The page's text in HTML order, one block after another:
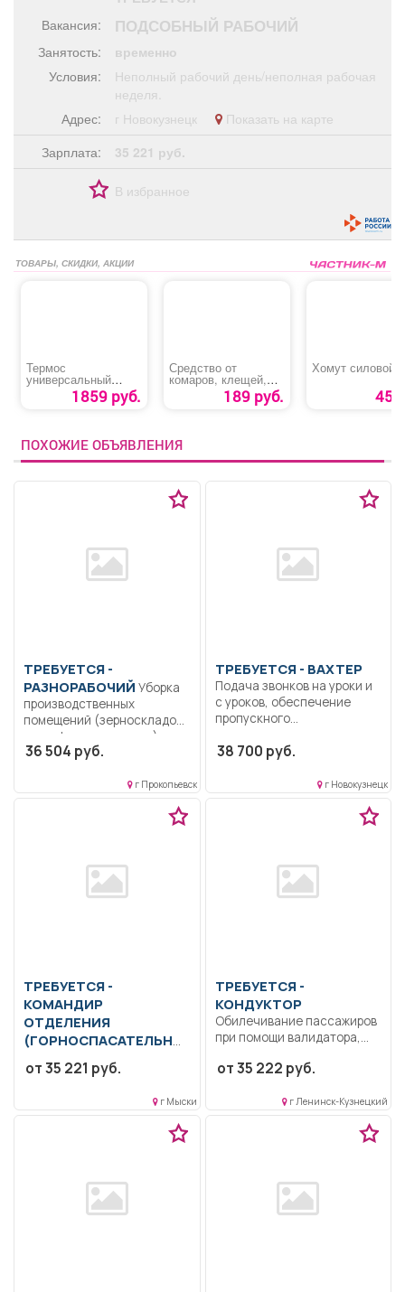
Поздравления
Вакансия: ПОДСОБНЫЙ РАБОЧИЙ
Занятость:
временно
Условия:
Неполный рабочий день/неполная рабочая
неделя.
Адрес:
г Новокузнецк
Показать на карте
Зарплата:
35 221 руб.
В избранное
ТОВАРЫ, СКИДКИ, АКЦИИ
Термос
универсальный
«Арктика»1859 руб.
Средство от
комаров, клещей,
мошки, слепней,
блох «Picnic189 руб.
Хомут силовой
45
ПОХОЖИЕ ОБЪЯВЛЕНИЯ
ТРЕБУЕТСЯ -
РАЗНОРАБОЧИЙ
производственных
помещений (зерноскладов,
картофелехранилища),
поддержание надлежащего
36 504 руб.
г Прокопьевск
ТРЕБУЕТСЯ - ВАХТЕР
Подача звонков на уроки и
с уроков, обеспечение
пропускного...
38 700 руб.
г Новокузнецк
ТРЕБУЕТСЯ -
КОМАНДИР
ОТДЕЛЕНИЯ
(ГОРНОСПАСАТЕЛЬНО
пожарной части)
Образование: Среднее
образование.
прохождение специальной
от 35 221 руб.
г Мыски
ТРЕБУЕТСЯ -
КОНДУКТОР
Обилечивание пассажиров
при помощи валидатора,
от 35 222 руб.
г Ленинск-Кузнецкий